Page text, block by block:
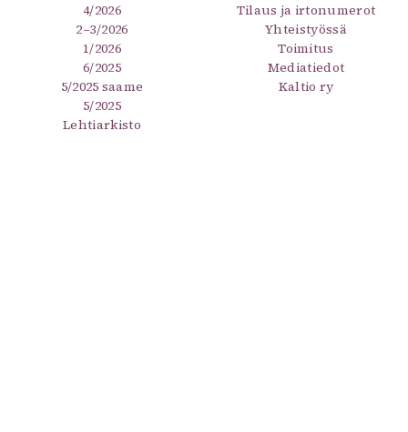
4/2026
2–3/2026
1/2026
6/2025
5/2025 saame
5/2025
Lehtiarkisto
Tilaus ja irtonumerot
Yhteistyössä
Toimitus
Mediatiedot
Kaltio ry